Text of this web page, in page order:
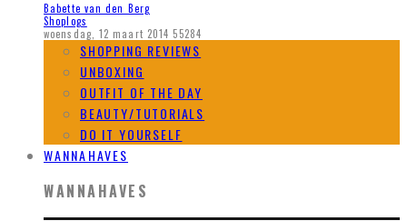
Babette van den Berg
Shoplogs
woensdag, 12 maart 2014 55284
SHOPPING REVIEWS
UNBOXING
OUTFIT OF THE DAY
BEAUTY/TUTORIALS
DO IT YOURSELF
WANNAHAVES
WANNAHAVES